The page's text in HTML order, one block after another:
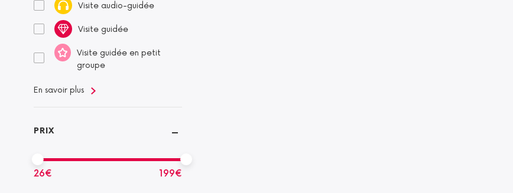
Visite audio-guidée
Visite guidée
Visite guidée en petit
groupe
En savoir plus
PRIX
26€ 199€